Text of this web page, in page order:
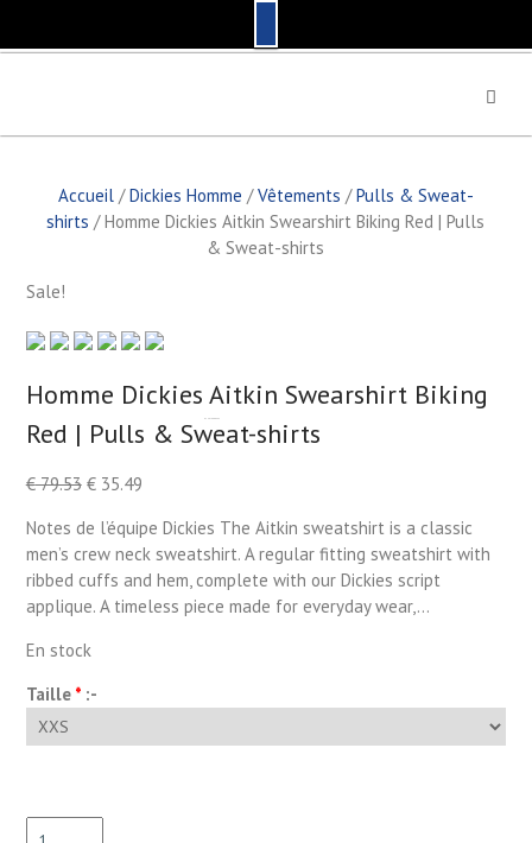
p
Accueil/Dickies Homme /Vêtements /Pulls & Sweat-
shirts / Homme Dickies Aitkin Swearshirt Biking Red | Pulls
& Sweat-shirts
Sale!
Homme Dickies Aitkin Swearshirt Biking
Red | Pulls & Sweat-shirts
€79.53 €35.49
Notes de l’équipe Dickies The Aitkin sweatshirt is a classic
men’s crew neck sweatshirt. A regular fitting sweatshirt with
ribbed cuffs and hem, complete with our Dickies script
applique. A timeless piece made for everyday wear,…
En stock
Taille *:-